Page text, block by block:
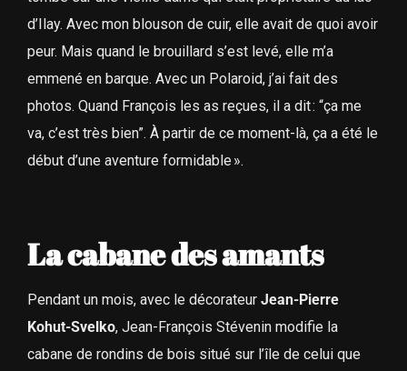
d’Ilay. Avec mon blouson de cuir, elle avait de quoi avoir
peur. Mais quand le brouillard s’est levé, elle m’a
emmené en barque. Avec un Polaroid, j’ai fait des
photos. Quand François les as reçues, il a dit : “ça me
va, c’est très bien”. À partir de ce moment-là, ça a été le
début d’une aventure formidable ».
La cabane des amants
Pendant un mois, avec le décorateurJean-Pierre
Kohut-Svelko, Jean-François Stévenin modifie la
cabane de rondins de bois situé sur l’île de celui que